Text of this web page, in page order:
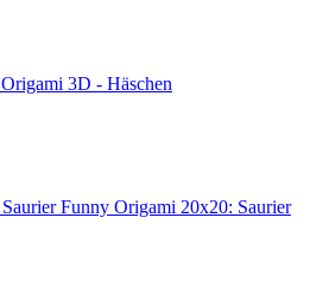
Origami 3D - Häschen
Funny Origami 20x20: Saurier